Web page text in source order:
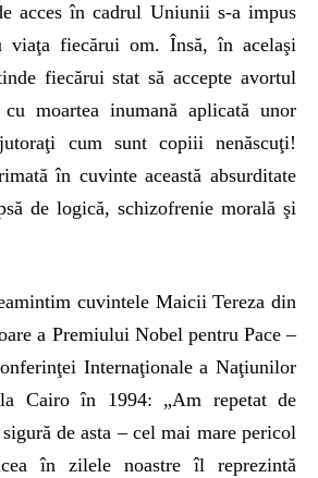
acces în cadrul Uniunii s-a impus
viaţa fiecărui om. Însă, în acelaşi
fiecărui stat să accepte avortul
moartea inumană aplicată unor
cum sunt copiii nenăscuţi!
în cuvinte această absurditate
de logică, schizofrenie morală şi
cuvintele Maicii Tereza din
a Premiului Nobel pentru Pace –
Internaţionale a Naţiunilor
Cairo în 1994: „Am repetat de
de asta – cel mai mare pericol
în zilele noastre îl reprezintă